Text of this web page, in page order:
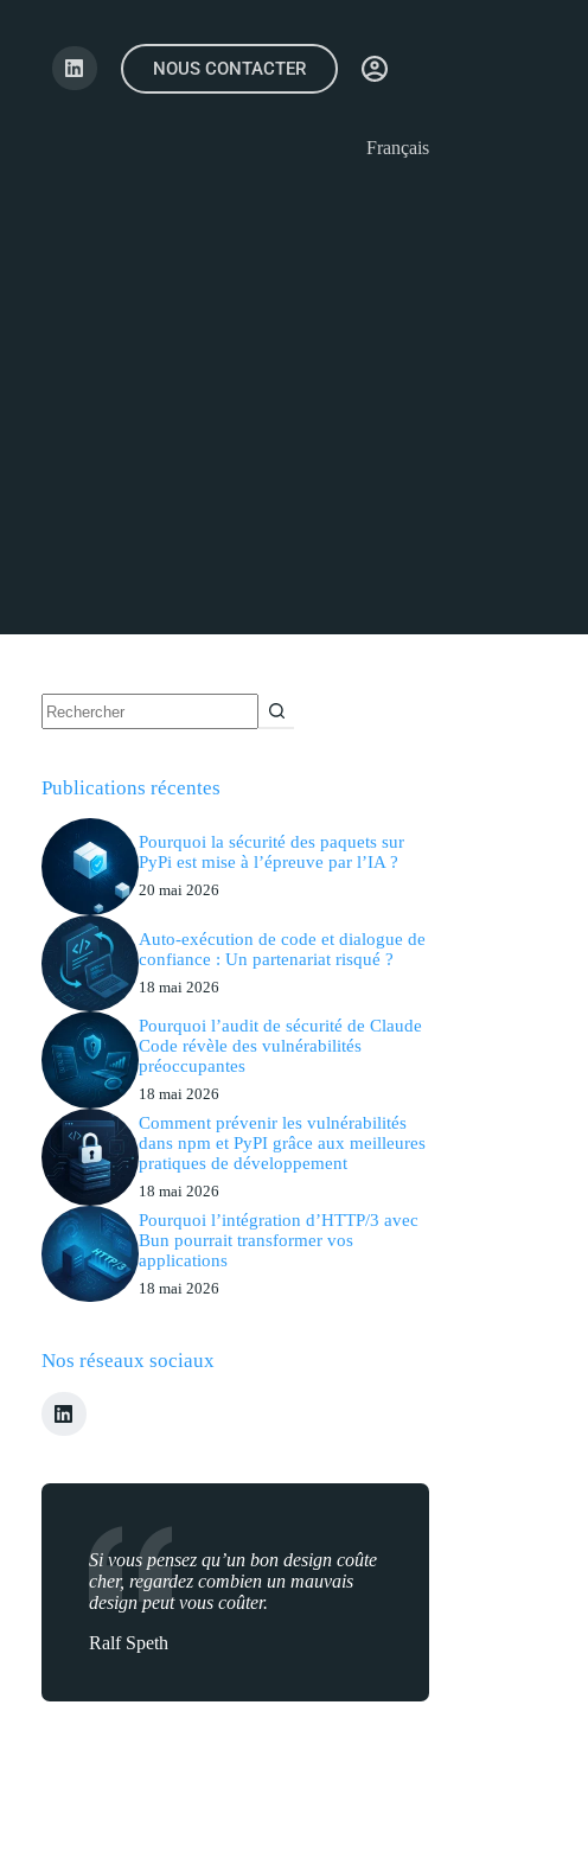
NOUS CONTACTER
Français
Publications récentes
Pourquoi la sécurité des paquets sur
PyPi est mise à l’épreuve par l’IA ?
20 mai 2026
Auto-exécution de code et dialogue de
confiance : Un partenariat risqué ?
18 mai 2026
Pourquoi l’audit de sécurité de Claude
Code révèle des vulnérabilités
préoccupantes
18 mai 2026
Comment prévenir les vulnérabilités
dans npm et PyPI grâce aux meilleures
pratiques de développement
18 mai 2026
Pourquoi l’intégration d’HTTP/3 avec
Bun pourrait transformer vos
applications
18 mai 2026
Nos réseaux sociaux
Si vous pensez qu’un bon design coûte
cher, regardez combien un mauvais
design peut vous coûter.
Ralf Speth